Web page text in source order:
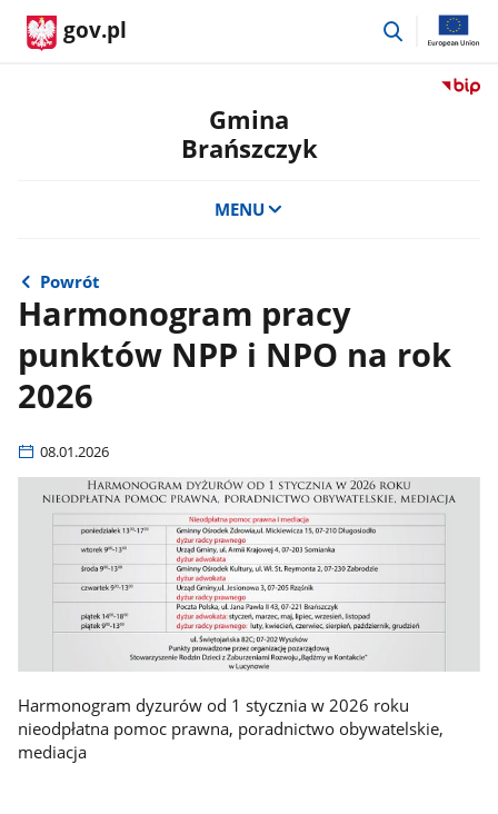
gov.pl
przejdź
Przejdź
Gmina
Brańszczyk
MENU
Powrót
Harmonogram pracy
punktów NPP i NPO na rok
2026
08.01.2026
Harmonogram dyzurów od 1 stycznia w 2026 roku
nieodpłatna pomoc prawna, poradnictwo obywatelskie,
mediacja